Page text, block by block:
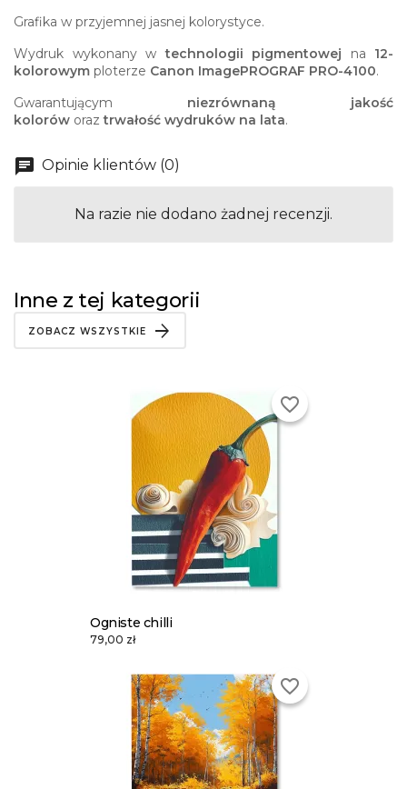
Grafika w przyjemnej jasnej kolorystyce.
Wydruk wykonany wtechnologii pigmentowej na 12-
kolorowym ploterze Canon ImagePROGRAF PRO-4100.
Gwarantującym niezrównaną jakość
kolorów oraztrwałość wydruków na lata.
Opinie klientów (0)
Na razie nie dodano żadnej recenzji.
Inne z tej kategorii
ZOBACZ WSZYSTKIE
Ogniste chilli
79,00 zł
favorite_border
favorite_border